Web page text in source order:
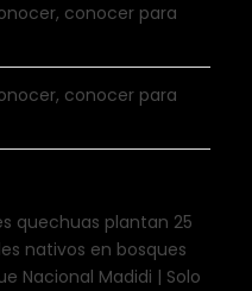
conocer para
conocer para
quechuas plantan 25
nativos en bosques
Nacional Madidi | Solo